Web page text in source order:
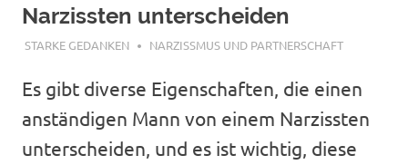
Narzissten unterscheiden
APRIL 25, 2024
STARKE GEDANKEN NARZISSMUS UND PARTNERSCHAFT
Es gibt diverse Eigenschaften, die einen
anständigen Mann von einem Narzissten
unterscheiden, und es ist wichtig, diese